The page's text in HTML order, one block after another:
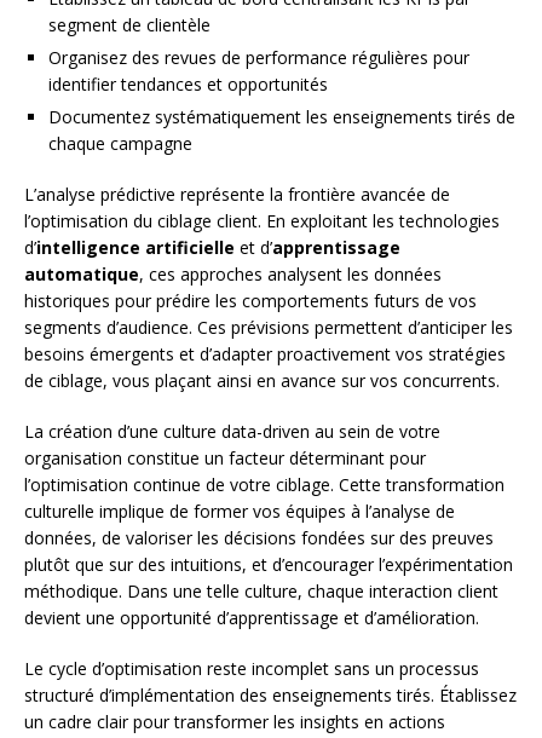
segment de clientèle
Organisez des revues de performance régulières pour
identifier tendances et opportunités
Documentez systématiquement les enseignements tirés de
chaque campagne
L’analyse prédictive représente la frontière avancée de
l’optimisation du ciblage client. En exploitant les technologies
d’intelligence artificielle et d’apprentissage
automatique, ces approches analysent les données
historiques pour prédire les comportements futurs de vos
segments d’audience. Ces prévisions permettent d’anticiper les
besoins émergents et d’adapter proactivement vos stratégies
de ciblage, vous plaçant ainsi en avance sur vos concurrents.
La création d’une culture data-driven au sein de votre
organisation constitue un facteur déterminant pour
l’optimisation continue de votre ciblage. Cette transformation
culturelle implique de former vos équipes à l’analyse de
données, de valoriser les décisions fondées sur des preuves
plutôt que sur des intuitions, et d’encourager l’expérimentation
méthodique. Dans une telle culture, chaque interaction client
devient une opportunité d’apprentissage et d’amélioration.
Le cycle d’optimisation reste incomplet sans un processus
structuré d’implémentation des enseignements tirés. Établissez
un cadre clair pour transformer les insights en actions